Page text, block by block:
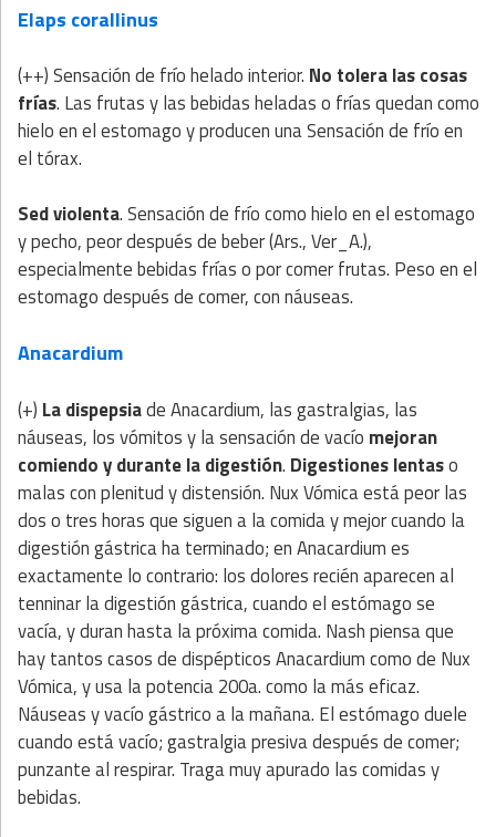
Elaps corallinus
(++) Sensación de frío helado interior. No tolera las cosas
frías. Las frutas y las bebidas heladas o frías quedan como
hielo en el estomago y producen una Sensación de frío en
el tórax.
Sed violenta. Sensación de frío como hielo en el estomago
y pecho, peor después de beber (Ars., Ver_A.),
especialmente bebidas frías o por comer frutas. Peso en el
estomago después de comer, con náuseas.
Anacardium
(+) La dispepsiade Anacardium, las gastralgias, las
náuseas, los vómitos y la sensación de vacío mejoran
comiendo y durante la digestión. Digestiones lentaso
malas con plenitud y distensión. Nux Vómica está peor las
dos o tres horas que siguen a la comida y mejor cuando la
digestión gástrica ha terminado; en Anacardium es
exactamente lo contrario: los dolores recién aparecen al
tenninar la digestión gástrica, cuando el estómago se
vacía, y duran hasta la próxima comida. Nash piensa que
hay tantos casos de dispépticos Anacardium como de Nux
Vómica, y usa la potencia 200a. como la más eficaz.
Náuseas y vacío gástrico a la mañana. El estómago duele
cuando está vacío; gastralgia presiva después de comer;
punzante al respirar. Traga muy apurado las comidas y
bebidas.